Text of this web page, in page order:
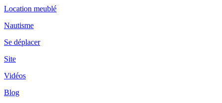
Location meublé
Nautisme
Se déplacer
Site
Vidéos
Blog